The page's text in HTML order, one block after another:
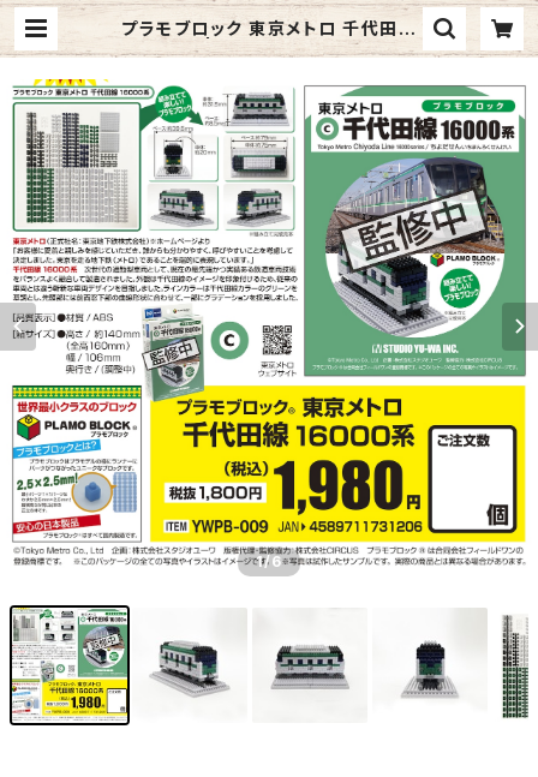
プラモブロック 東京メトロ 千代田線
16000系 | プラモザルショップ BAS
1/6